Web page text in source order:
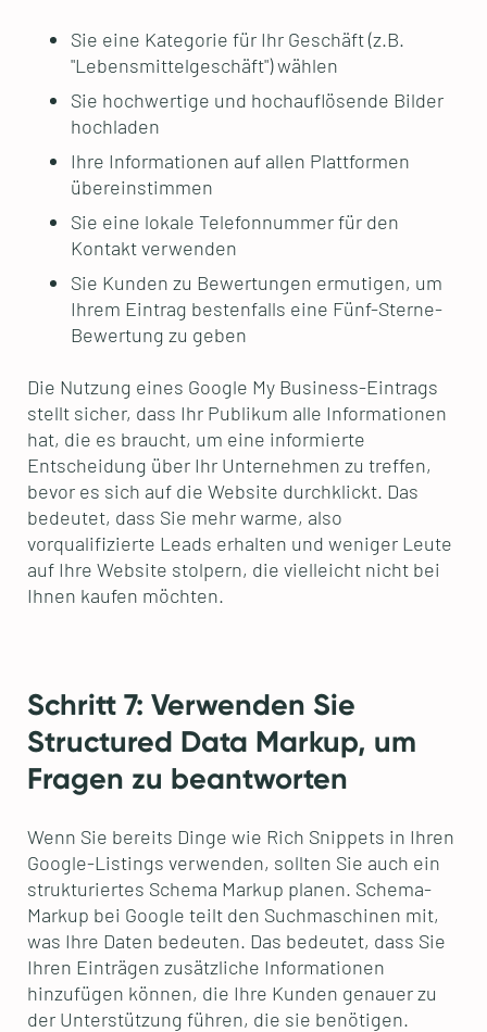
Sie eine Kategorie für Ihr Geschäft (z.B.
"Lebensmittelgeschäft") wählen
Sie hochwertige und hochauflösende Bilder
hochladen
Ihre Informationen auf allen Plattformen
übereinstimmen
Sie eine lokale Telefonnummer für den
Kontakt verwenden
Sie Kunden zu Bewertungen ermutigen, um
Ihrem Eintrag bestenfalls eine Fünf-Sterne-
Bewertung zu geben
Die Nutzung eines Google My Business-Eintrags
stellt sicher, dass Ihr Publikum alle Informationen
hat, die es braucht, um eine informierte
Entscheidung über Ihr Unternehmen zu treffen,
bevor es sich auf die Website durchklickt. Das
bedeutet, dass Sie mehr warme, also
vorqualifizierte Leads erhalten und weniger Leute
auf Ihre Website stolpern, die vielleicht nicht bei
Ihnen kaufen möchten.
Schritt 7: Verwenden Sie
Structured Data Markup, um
Fragen zu beantworten
Wenn Sie bereits Dinge wie Rich Snippets in Ihren
Google-Listings verwenden, sollten Sie auch ein
strukturiertes Schema Markup planen. Schema-
Markup bei Google teilt den Suchmaschinen mit,
was Ihre Daten bedeuten. Das bedeutet, dass Sie
Ihren Einträgen zusätzliche Informationen
hinzufügen können, die Ihre Kunden genauer zu
der Unterstützung führen, die sie benötigen.